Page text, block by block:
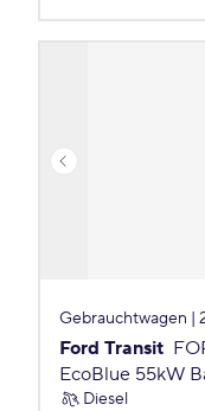
Gebrauchtwagen |
Ford Transit
EcoBlue 55kW
Diesel